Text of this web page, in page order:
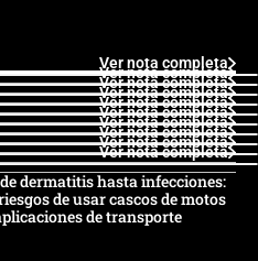
Ver nota completa
Ver nota completa
Ver nota completa
Ver nota completa
Ver nota completa
Ver nota completa
Ver nota completa
Ver nota completa
Ver nota completa
Ver nota completa
dermatitis hasta infecciones:
de usar cascos de motos
de transporte